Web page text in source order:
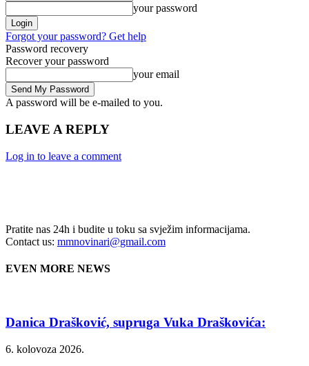
your password
Forgot your password? Get help
Password recovery
Recover your password
your email
A password will be e-mailed to you.
LEAVE A REPLY
Log in to leave a comment
Pratite nas 24h i budite u toku sa svježim informacijama.
Contact us: mmnovinari@gmail.com
EVEN MORE NEWS
Danica Drašković, supruga Vuka Draškovića:
6. kolovoza 2026.